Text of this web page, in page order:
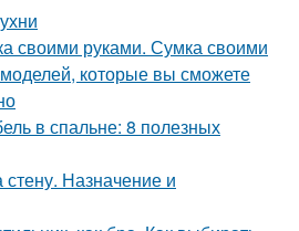
своими руками. Сумка своими
которые вы сможете
в спальне: 8 полезных
Назначение и